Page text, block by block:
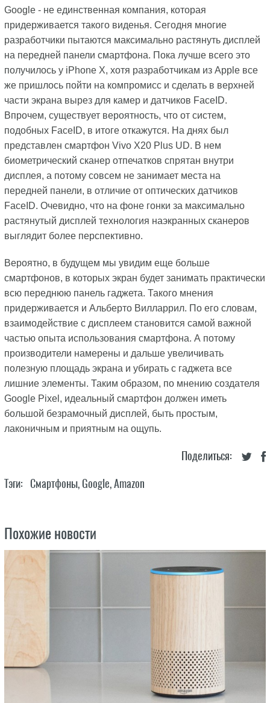
Google - не единственная компания, которая
придерживается такого виденья. Сегодня многие
разработчики пытаются максимально растянуть дисплей
на передней панели смартфона. Пока лучше всего это
получилось у iPhone X, хотя разработчикам из Apple все
же пришлось пойти на компромисс и сделать в верхней
части экрана вырез для камер и датчиков FaceID.
Впрочем, существует вероятность, что от систем,
подобных FaceID, в итоге откажутся. На днях был
представлен смартфон Vivo X20 Plus UD. В нем
биометрический сканер отпечатков спрятан внутри
дисплея, а потому совсем не занимает места на
передней панели, в отличие от оптических датчиков
FaceID. Очевидно, что на фоне гонки за максимально
растянутый дисплей технология наэкранных сканеров
выглядит более перспективно.
Вероятно, в будущем мы увидим еще больше
смартфонов, в которых экран будет занимать практически
всю переднюю панель гаджета. Такого мнения
придерживается и Альберто Вилларрил. По его словам,
взаимодействие с дисплеем становится самой важной
частью опыта использования смартфона. А потому
производители намерены и дальше увеличивать
полезную площадь экрана и убирать с гаджета все
лишние элементы. Таким образом, по мнению создателя
Google Pixel, идеальный смартфон должен иметь
большой безрамочный дисплей, быть простым,
лаконичным и приятным на ощупь.
Поделиться:
Тэги: Смартфоны,Google,Amazon
Похожие новости